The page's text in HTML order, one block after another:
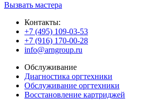
Вызвать мастера
Контакты:
+7 (495) 109-03-53
+7 (916) 170-00-28
info@arngroup.ru
Обслуживание
Диагностика оргтехники
Обслуживание оргтехники
Восстановление картриджей